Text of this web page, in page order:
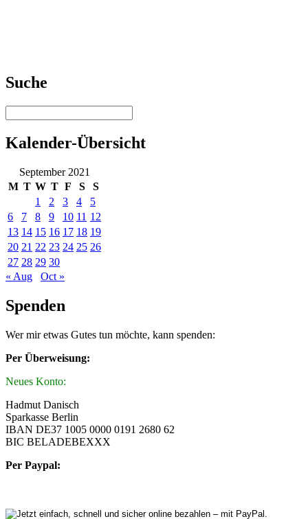
Suche
Kalender-Übersicht
September 2021
M T W T F S
S
1
2 3 4
5
6
7 8 9 10 11 12
13 14 15 16 17 18 19
20 21 22 23 24 25 26
27 28 29 30
« Aug
Oct »
Spenden
Wer mir etwas Gutes tun möchte, kann spenden:
Per Überweisung:
Neues Konto:
Hadmut Danisch
Sparkasse Berlin
IBAN DE37 1005 0000 0191 2680 62
BIC BELADEBEXXX
Per Paypal: